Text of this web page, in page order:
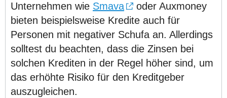
Unternehmen wie Smava
oder Auxmoney
bieten beispielsweise Kredite auch für
Personen mit negativer Schufa an. Allerdings
solltest du beachten, dass die Zinsen bei
solchen Krediten in der Regel höher sind, um
das erhöhte Risiko für den Kreditgeber
auszugleichen.